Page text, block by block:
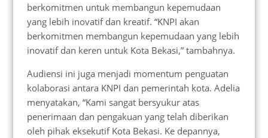
berkomitmen untuk membangun kepemudaan
yang lebih inovatif dan kreatif. “KNPI akan
berkomitmen membangun kepemudaan yang lebih
inovatif dan keren untuk Kota Bekasi,” tambahnya.
Audiensi ini juga menjadi momentum penguatan
kolaborasi antara KNPI dan pemerintah kota. Adelia
menyatakan, “Kami sangat bersyukur atas
penerimaan dan pengakuan yang telah diberikan
oleh pihak eksekutif Kota Bekasi. Ke depannya,